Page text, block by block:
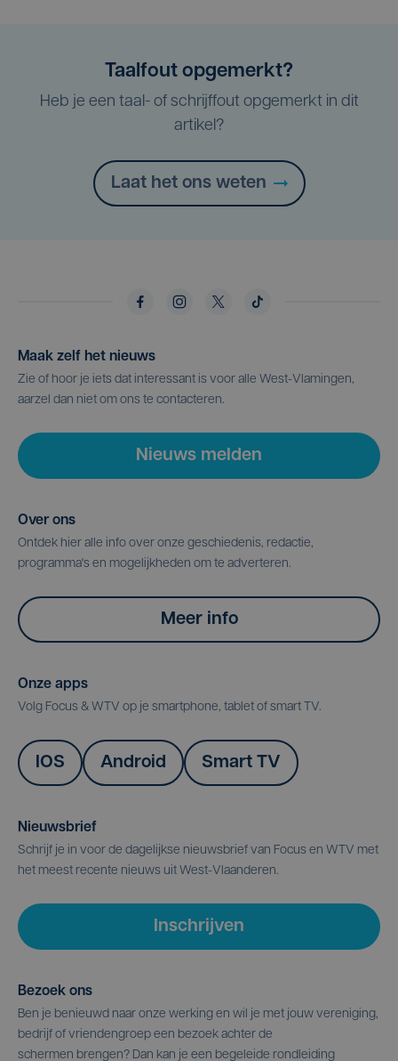
Taalfout opgemerkt?
Heb je een taal- of schrijffout opgemerkt in dit
artikel?
Laat het ons weten
Maak zelf het nieuws
Zie of hoor je iets dat interessant is voor alle West-Vlamingen,
aarzel dan niet om ons te contacteren.
Nieuws melden
Over ons
Ontdek hier alle info over onze geschiedenis, redactie,
programma's en mogelijkheden om te adverteren.
Meer info
Onze apps
Volg Focus & WTV op je smartphone, tablet of smart TV.
IOS Android Smart TV
Nieuwsbrief
Schrijf je in voor de dagelijkse nieuwsbrief van Focus en WTV met
het meest recente nieuws uit West-Vlaanderen.
Inschrijven
Bezoek ons
Ben je benieuwd naar onze werking en wil je met jouw vereniging,
bedrijf of vriendengroep een bezoek achter de
schermen brengen? Dan kan je een begeleide rondleiding